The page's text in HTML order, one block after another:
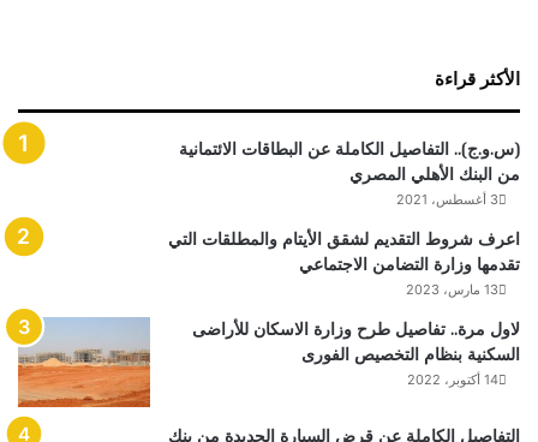
الأكثر قراءة
(س.و.ج).. التفاصيل الكاملة عن البطاقات الائتمانية
من البنك الأهلي المصري
3 أغسطس، 2021
اعرف شروط التقديم لشقق الأيتام والمطلقات التي
تقدمها وزارة التضامن الاجتماعي
13 مارس، 2023
لاول مرة.. تفاصيل طرح وزارة الاسكان للأراضى
السكنية بنظام التخصيص الفورى
14 أكتوبر، 2022
التفاصيل الكاملة عن قرض السيارة الجديدة من بنك